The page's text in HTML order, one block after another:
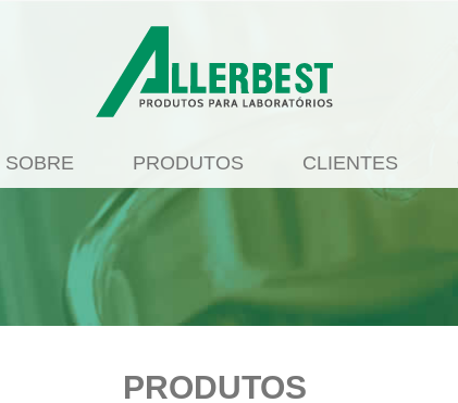
SOBRE PRODUTOS CLIENTES
PRODUTOS